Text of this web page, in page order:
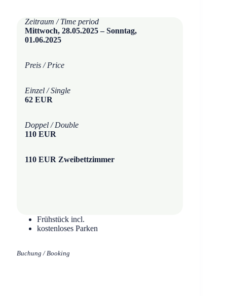
Zeitraum / Time period
Mittwoch, 28.05.2025 – Sonntag,
01.06.2025
Preis / Price
Einzel / Single
62 EUR
Doppel / Double
110 EUR
110 EUR Zweibettzimmer
Frühstück incl.
kostenloses Parken
Buchung / Booking